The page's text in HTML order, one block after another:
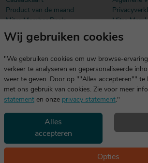
Product van de maand
Mitra Member Deals
Mitra
Download onze app
dezelfde gegevens die je voor mitra.nl gebruikt.
Geniet, maar drink met mate. Geen 18 geen
©2026 Mitra -Disclaimerencopyright-
alcoholgebruik
Wij gebruiken cookies
"We gebruiken cookies om uw browse-
verkeer te analyseren en gepersonaliseerde
weer te geven. Door op ""Alles accepteren"" te
met ons gebruik van cookies. Zie voor meer
statement en onze privacy statement."
Alles
accepteren
Opties